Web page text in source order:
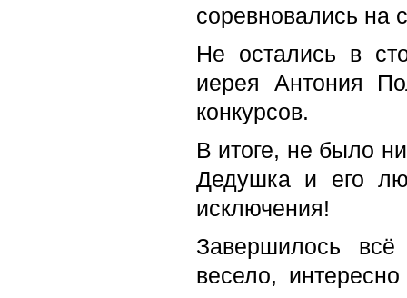
соревновались на
Не остались в
иерея Антония
конкурсов.
В итоге, не было
Дедушка и его
исключения!
Завершилось
весело,